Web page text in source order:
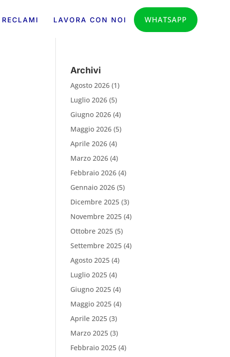
RECLAMI LAVORA CON NOI WHATSAPP
Archivi
Agosto 2026 (1)
Luglio 2026 (5)
Giugno 2026 (4)
Maggio 2026 (5)
Aprile 2026 (4)
Marzo 2026 (4)
Febbraio 2026 (4)
Gennaio 2026 (5)
Dicembre 2025 (3)
Novembre 2025 (4)
Ottobre 2025 (5)
Settembre 2025 (4)
Agosto 2025 (4)
Luglio 2025 (4)
Giugno 2025 (4)
Maggio 2025 (4)
Aprile 2025 (3)
Marzo 2025 (3)
Febbraio 2025 (4)